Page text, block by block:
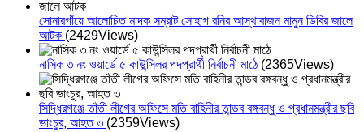
সোনারগাঁয়ে আলোচিত মাদক সম্রাট সোহাগ রনির আস্থাবাজন মামুন ডিবির জালে
আটক (2429Views)
নাসিক ৩ নং ওয়ার্ডে ৫ কাউন্সিলর পদপ্রার্থী নির্বাচনী মাঠে (2365Views)
সিদ্ধিরগঞ্জে তাঁতী লীগের অফিসে মতি বাহিনীর তান্ডব বঙ্গবন্ধু ও প্রধানমন্ত্রীর ছবি
ভাংচুর, আহত ৩ (2359Views)